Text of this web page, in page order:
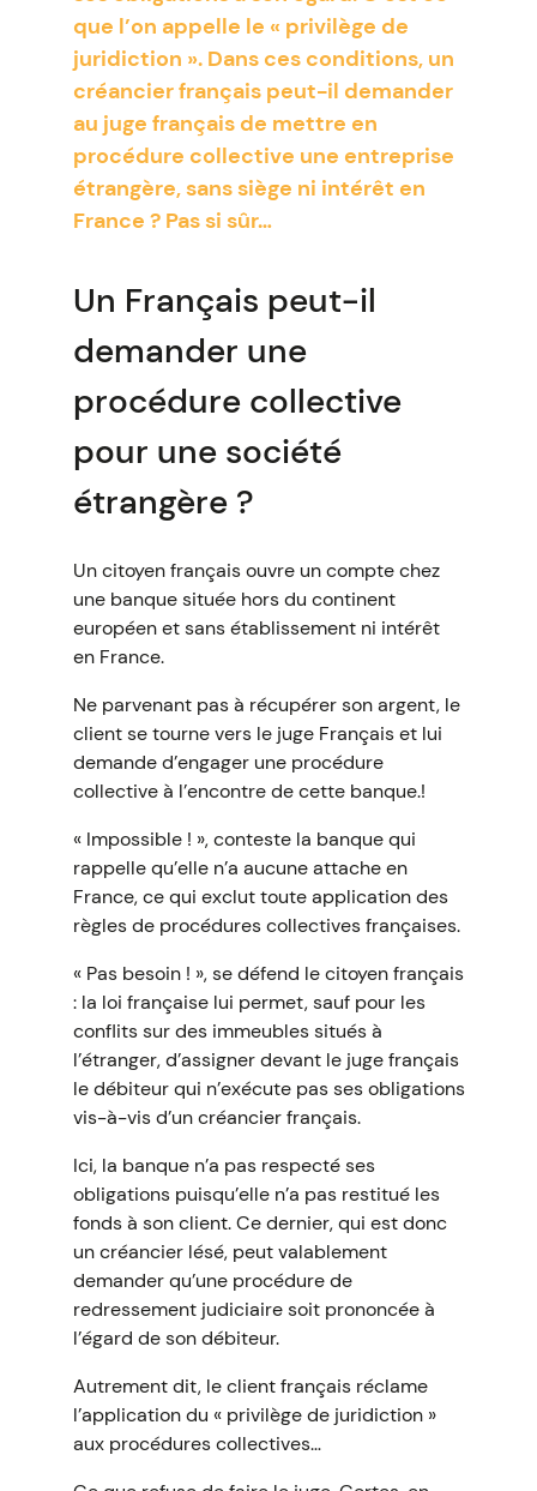
que l’on appelle le « privilège de
juridiction ». Dans ces conditions, un
créancier français peut-il demander
au juge français de mettre en
procédure collective une entreprise
étrangère, sans siège ni intérêt en
France ? Pas si sûr…
Un Français peut-il
demander une
procédure collective
pour une société
étrangère ?
Un citoyen français ouvre un compte chez
une banque située hors du continent
européen et sans établissement ni intérêt
en France.
Ne parvenant pas à récupérer son argent, le
client se tourne vers le juge Français et lui
demande d’engager une procédure
collective à l’encontre de cette banque.!
« Impossible ! », conteste la banque qui
rappelle qu’elle n’a aucune attache en
France, ce qui exclut toute application des
règles de procédures collectives françaises.
« Pas besoin ! », se défend le citoyen français
: la loi française lui permet, sauf pour les
conflits sur des immeubles situés à
l’étranger, d’assigner devant le juge français
le débiteur qui n’exécute pas ses obligations
vis-à-vis d’un créancier français.
Ici, la banque n’a pas respecté ses
obligations puisqu’elle n’a pas restitué les
fonds à son client. Ce dernier, qui est donc
un créancier lésé, peut valablement
demander qu’une procédure de
redressement judiciaire soit prononcée à
l’égard de son débiteur.
Autrement dit, le client français réclame
l’application du « privilège de juridiction »
aux procédures collectives…